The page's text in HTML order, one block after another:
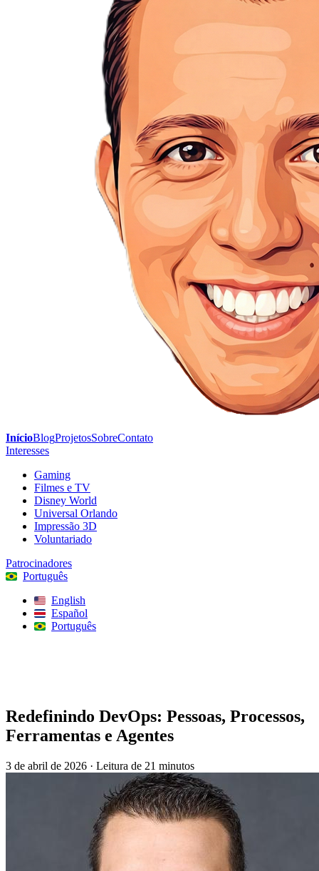
InícioBlogProjetosSobreContato
Interesses
Gaming
Filmes e TV
Disney World
Universal Orlando
Impressão 3D
Voluntariado
Patrocinadores
Português
English
Español
Português
Redefinindo DevOps: Pessoas, Processos,
Ferramentas e Agentes
3 de abril de 2026 · Leitura de 21 minutos